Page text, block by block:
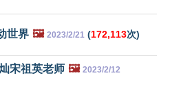
世界 🖼️ 2023/2/21 (172,113次)
宋祖英老师 🖼️ 2023/2/12